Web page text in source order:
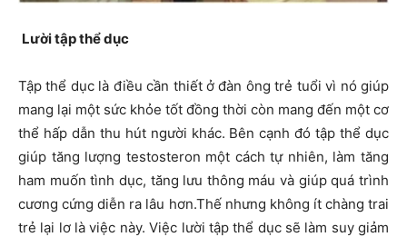
Lười tập thể dục
Tập thể dục là điều cần thiết ở đàn ông trẻ tuổi vì nó giúp
mang lại một sức khỏe tốt đồng thời còn mang đến một cơ
thể hấp dẫn thu hút người khác. Bên cạnh đó tập thể dục
giúp tăng lượng testosteron một cách tự nhiên, làm tăng
ham muốn tình dục, tăng lưu thông máu và giúp quá trình
cương cứng diễn ra lâu hơn.Thế nhưng không ít chàng trai
trẻ lại lơ là việc này. Việc lười tập thể dục sẽ làm suy giảm